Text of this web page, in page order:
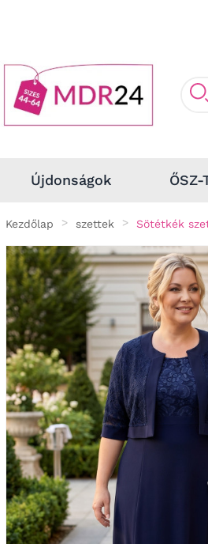
Újdonságok ŐSZ-
Kezdőlap szettek Sötétkék